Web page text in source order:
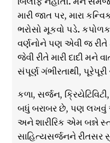
મારી જાત પર, મારા
ભરોસો મૂકવો પડે.
વર્ણનોને પણ એવી જ રીતે
જેવી રીતે મારી દાદી મને
સંપૂર્ણ ગંભીરતાથી,
કળા, સર્જન,
બધું બરાબર છે, પણ લખવું
અને શારીરિક એમ બન્ને
સાહિત્યસર્જનને રીતસર